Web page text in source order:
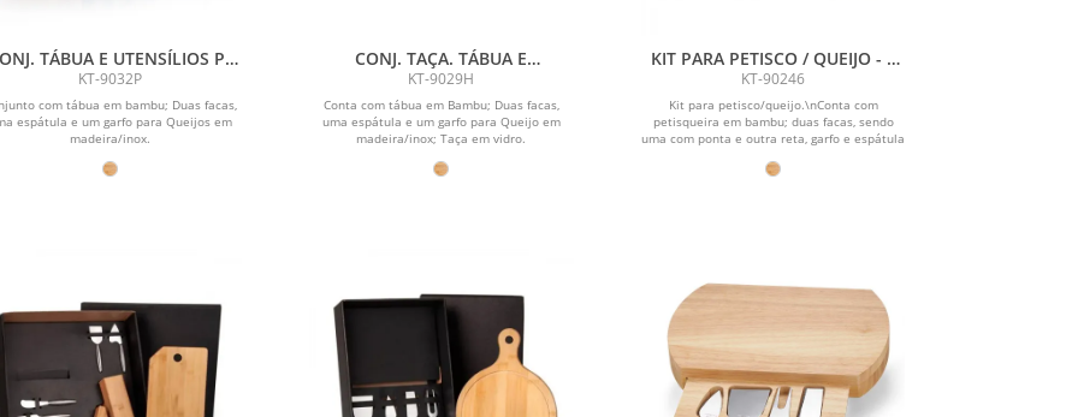
TÁBUA E UTENSÍLIOS P/
QUEIJO - 5 PEÇAS
KT-9032P
com tábua em bambu; Duas facas,
espátula e um garfo para Queijos em
madeira/inox.
CONJ. TAÇA. TÁBUA E
UTENSILIOS - 6 PEÇAS
KT-9029H
Conta com tábua em Bambu; Duas facas,
uma espátula e um garfo para Queijo em
madeira/inox; Taça em vidro.
KIT PARA PETISCO / QUEIJO - 5
PÇS
KT-90246
Kit para petisco/queijo.\nConta com
petisqueira em bambu; duas facas, sendo
uma com ponta e outra reta, garfo e espátula